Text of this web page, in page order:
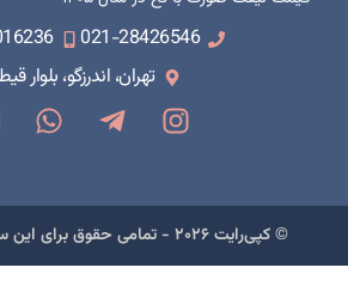
021-28426546
تهران، اندرزگو، بلوار
© کپی‌رایت ۲۰۲۶ - تمامی حقوق برای این سایت محفوظ است.